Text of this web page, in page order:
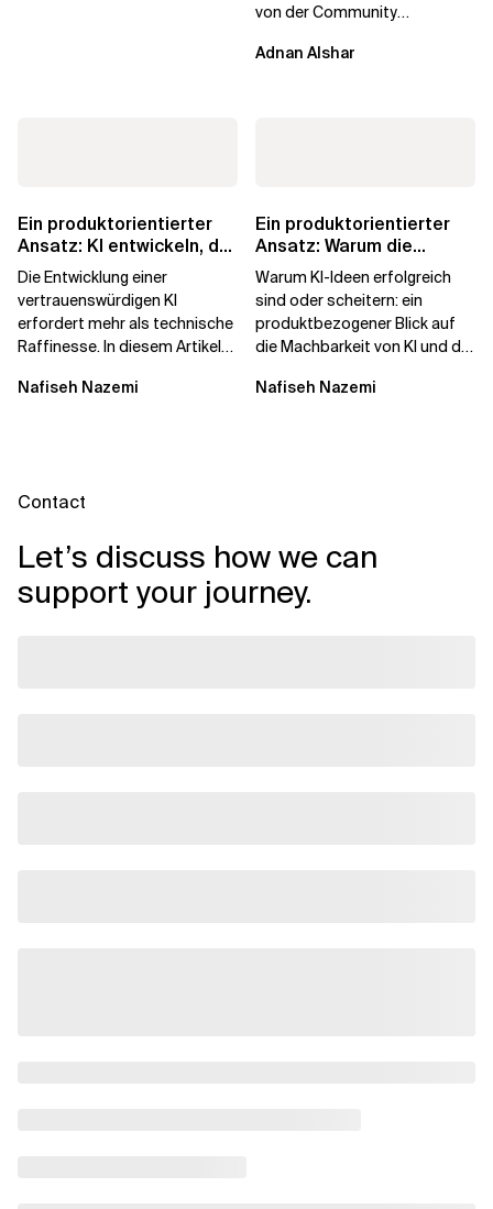
von der Community
Engineering voranzutreiben,
Adnan Alshar
Ein produktorientierter
Ansatz: KI entwickeln, der
die Menschen vertrauen
Die Entwicklung einer
vertrauenswürdigen KI
erfordert mehr als technische
Raffinesse. In diesem Artikel
Begehrlichkeit von KI...
Nafiseh Nazemi
Ein produktorientierter
Ansatz: Warum die
Machbarkeit von KI
darüber...
Warum KI-Ideen erfolgreich
sind oder scheitern: ein
produktbezogener Blick auf
die Machbarkeit von KI und die
verarbeiten, und...
Nafiseh Nazemi
Contact
Let’s discuss how we can
support your journey.